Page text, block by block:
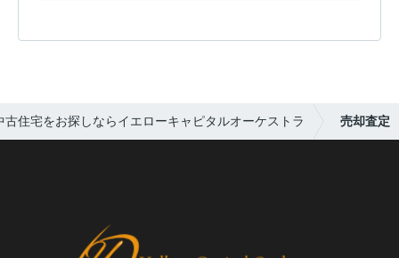
古住宅をお探しならイエローキャピタルオーケストラ 売却査定